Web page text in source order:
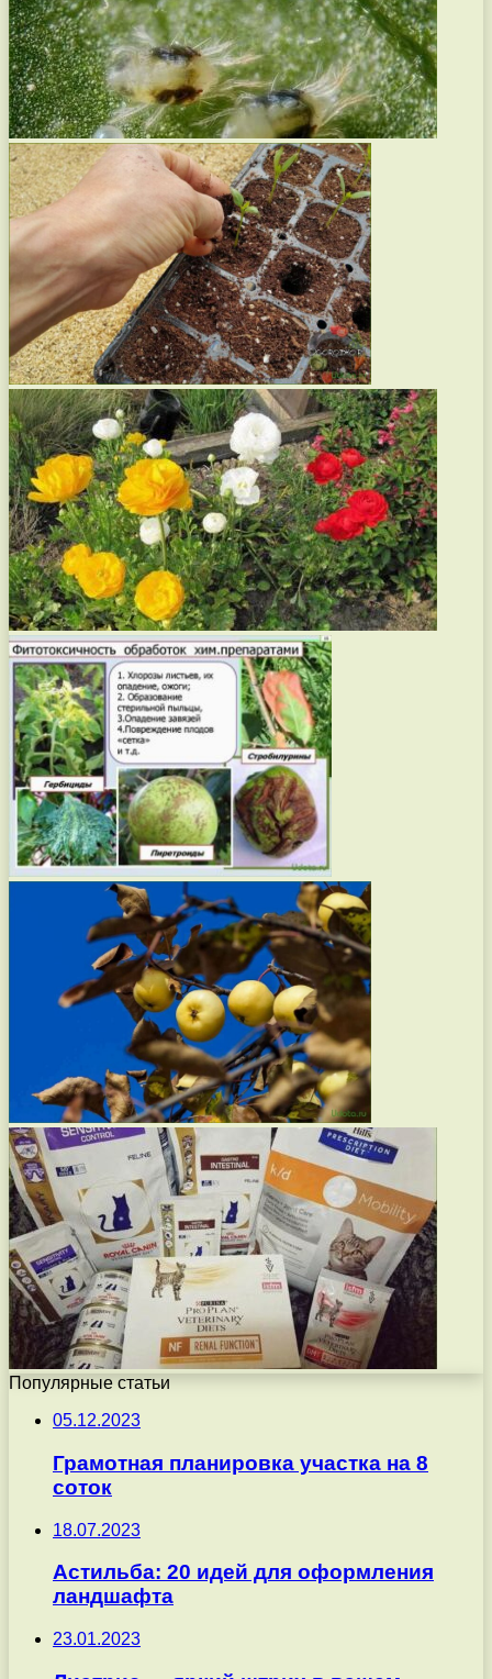
Популярные статьи
05.12.2023
Грамотная планировка участка на 8
соток
18.07.2023
Астильба: 20 идей для оформления
ландшафта
23.01.2023